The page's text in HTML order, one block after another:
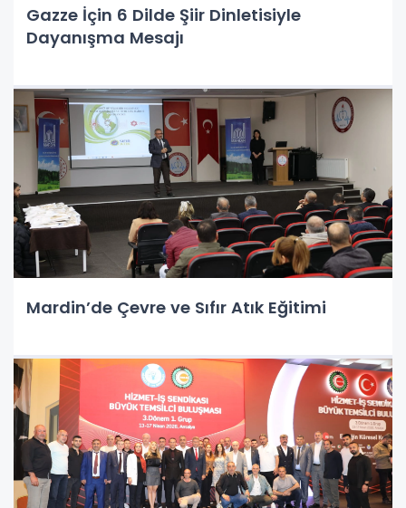
Gazze İçin 6 Dilde Şiir Dinletisiyle
Dayanışma Mesajı
Mardin’de Çevre ve Sıfır Atık Eğitimi